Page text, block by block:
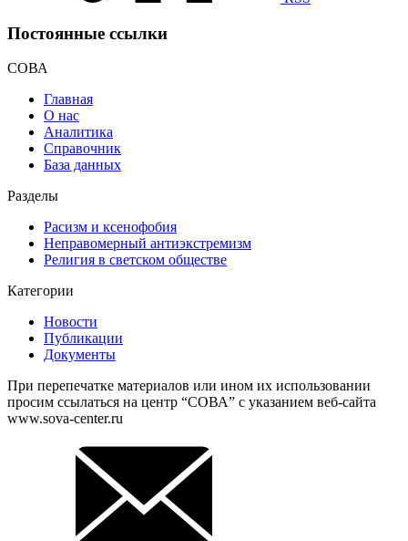
Постоянные ссылки
СОВА
Главная
О нас
Аналитика
Справочник
База данных
Разделы
Расизм и ксенофобия
Неправомерный антиэкстремизм
Религия в светском обществе
Категории
Новости
Публикации
Документы
При перепечатке материалов или ином их использовании
просим ссылаться на центр “СОВА” с указанием веб-сайта
www.sova-center.ru